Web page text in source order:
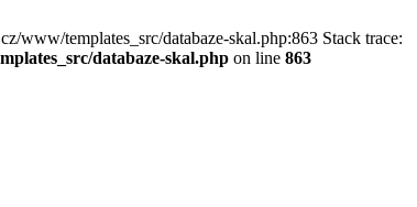
www/templates_src/databaze-skal.php:863 Stack trace:
databaze-skal.php on line 863